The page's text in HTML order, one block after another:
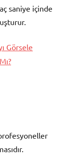
saniye içinde
Görsele